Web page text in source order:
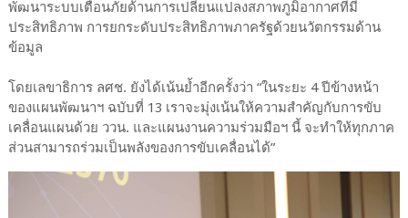
พัฒนาระบบเตือนภัยด้านการเปลี่ยนแปลงสภาพภูมิอากาศที่มี
ประสิทธิภาพ การยกระดับประสิทธิภาพภาครัฐด้วยนวัตกรรมด้าน
ข้อมูล
โดยเลขาธิการ ลศช. ยังได้เน้นย้ำอีกครั้งว่า “ในระยะ 4 ปีข้างหน้า
ของแผนพัฒนาฯ ฉบับที่ 13 เราจะมุ่งเน้นให้ความสำคัญกับการขับ
เคลื่อนแผนด้วย ววน. และแผนงานความร่วมมือฯ นี้ จะทำให้ทุกภาค
ส่วนสามารถร่วมเป็นพลังของการขับเคลื่อนได้”